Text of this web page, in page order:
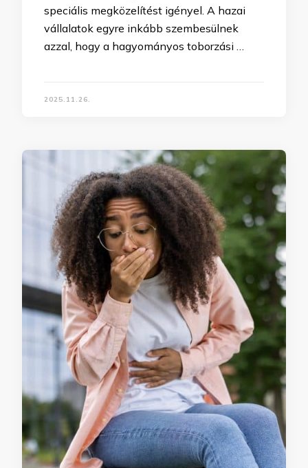
speciális megközelítést igényel. A hazai
vállalatok egyre inkább szembesülnek
azzal, hogy a hagyományos toborzási …
2025.11.26.